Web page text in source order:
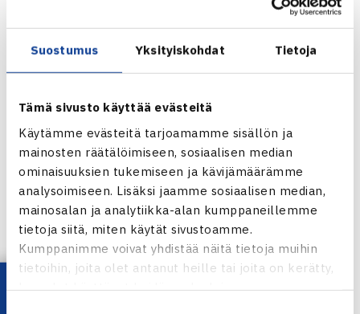
Suostumus Yksityiskohdat Tietoja
Tämä sivusto käyttää evästeitä
Käytämme evästeitä tarjoamamme sisällön ja
mainosten räätälöimiseen, sosiaalisen median
ominaisuuksien tukemiseen ja kävijämäärämme
analysoimiseen. Lisäksi jaamme sosiaalisen median,
mainosalan ja analytiikka-alan kumppaneillemme
tietoja siitä, miten käytät sivustoamme.
Kumppanimme voivat yhdistää näitä tietoja muihin
tietoihin, joita olet antanut heille tai joita on kerätty,
kun olet käyttänyt heidän palvelujaan.
Kansainvälinen asiantuntija Mark Tennant liittyy mukaan
tukemaan valmentajakoulutuksen kehittämistä osana
laajempaa uudistushanketta, jossa hän vastaa erityisesti
koulutuksen sisällöllisestä kehittämisestä.